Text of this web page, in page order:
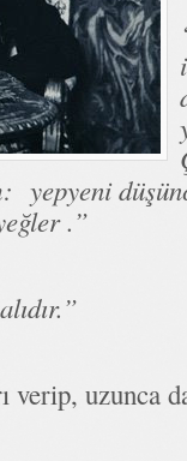
yepyeni
.”
verip, uzunca